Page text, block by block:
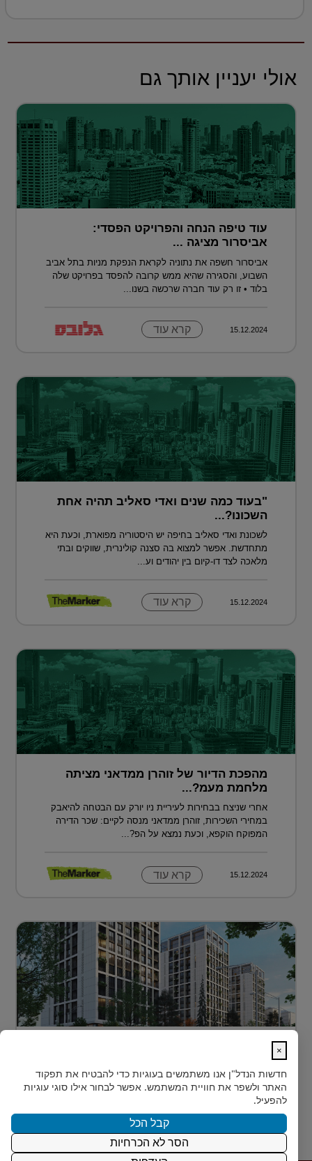
אולי יעניין אותך גם
עוד טיפה הנחה והפרויקט הפסדי:
אביסרור מציגה ...
אביסרור חשפה את נתוניה לקראת הנפקת מניות בתל אביב
השבוע, והסגירה שהיא ממש קרובה להפסד בפרויקט שלה
בלוד • זו רק עוד חברה שרכשה בשנו...
15.12.2024 קרא עוד
"בעוד כמה שנים ואדי סאליב תהיה אחת
השכונו?...
לשכונת ואדי סאליב בחיפה יש היסטוריה מפוארת, וכעת היא
מתחדשת. אפשר למצוא בה סצנה קולינרית, שווקים ובתי
מלאכה לצד דו-קיום בין יהודים וע...
15.12.2024 קרא עוד
מהפכת הדיור של זוהרן ממדאני מציתה
מלחמת מעמ?...
אחרי שניצח בבחירות לעיריית ניו יורק עם הבטחה להיאבק
במחירי השכירות, זוהרן ממדאני מנסה לקיים: שכר הדירה
המפוקח הוקפא, וכעת נמצא על הפ?...
15.12.2024 קרא עוד
כשחושבים על השקעות נדל"ן מעבר לים, מדינה אחת
נמצאת בשנים האחרונות בראש הרשימה של משקיעים
ישראלים רבים: גאורגיה. ...
15.12.2024 קרא עוד
×
חדשות הנדל"ן אנו משתמשים בעוגיות כדי להבטיח את תפקוד
האתר ולשפר את חוויית המשתמש. אפשר לבחור אילו סוגי עוגיות
להפעיל.
קבל הכל
הסר לא הכרחיות